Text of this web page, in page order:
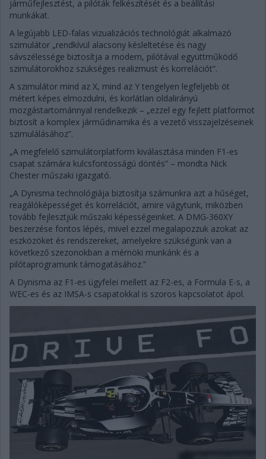
járműfejlesztést, a pilóták felkészítését és a beállítási
munkákat.
A legújabb LED-falas vizualizációs technológiát alkalmazó
szimulátor „rendkívül alacsony késleltetése és nagy
sávszélessége biztosítja a modern, pilótával együttműködő
szimulátorokhoz szükséges realizmust és korrelációt”.
A szimulátor mind az X, mind az Y tengelyen legfeljebb öt
métert képes elmozdulni, és korlátlan oldalirányú
mozgástartománnyal rendelkezik – „ezzel egy fejlett platformot
biztosít a komplex járműdinamika és a vezető visszajelzéseinek
szimulálásához”.
„A megfelelő szimulátorplatform kiválasztása minden F1-es
csapat számára kulcsfontosságú döntés” – mondta Nick
Chester műszaki igazgató.
„A Dynisma technológiája biztosítja számunkra azt a hűséget,
reagálóképességet és korrelációt, amire vágytunk, miközben
tovább fejlesztjük műszaki képességeinket. A DMG-360XY
beszerzése fontos lépés, mivel ezzel megalapozzuk azokat az
eszközöket és rendszereket, amelyekre szükségünk van a
következő szezonokban a mérnöki munkánk és a
pilótaprogramunk támogatásához.”
A Dynisma az F1-es ügyfelei mellett az F2-es, a Formula E-s, a
WEC-es és az IMSA-s csapatokkal is szoros kapcsolatot ápol.